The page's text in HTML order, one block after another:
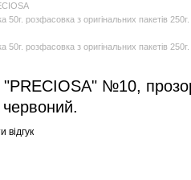
розфасовка з оригінальних пакетів 250г.
розфасовка з оригінальних пакетів 250г.
"PRECIOSA" №10,
відгук